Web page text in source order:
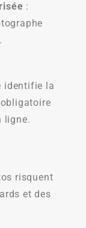
:
identifie la
ligne.
risquent
et des